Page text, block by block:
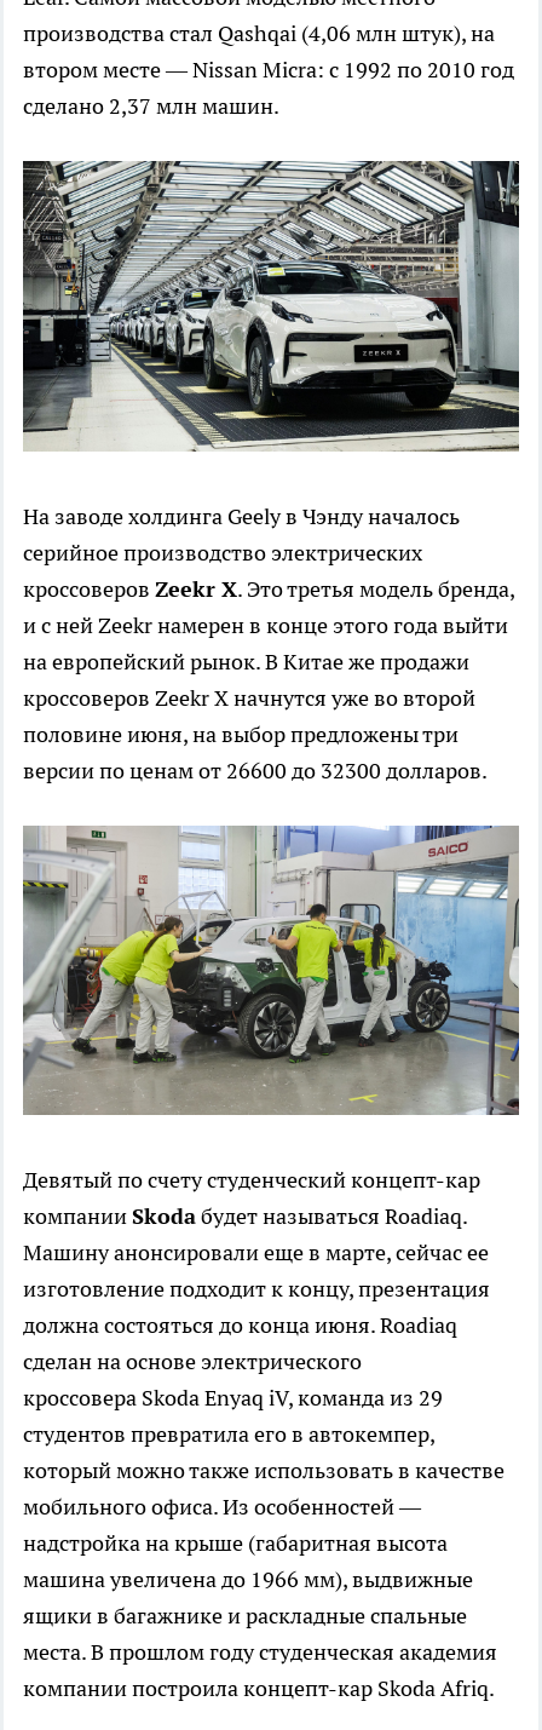
производства стал Qashqai (4,06 млн штук), на
втором месте — Nissan Micra: с 1992 по 2010 год
сделано 2,37 млн машин.
На заводе холдинга Geely в Чэнду началось
серийное производство электрических
кроссоверов Zeekr X. Это третья модель бренда,
и с ней Zeekr намерен в конце этого года выйти
на европейский рынок. В Китае же продажи
кроссоверов Zeekr X начнутся уже во второй
половине июня, на выбор предложены три
версии по ценам от 26600 до 32300 долларов.
Девятый по счету студенческий концепт-кар
компанииSkodaбудет называться Roadiaq.
Машину анонсировали еще в марте, сейчас ее
изготовление подходит к концу, презентация
должна состояться до конца июня. Roadiaq
сделан на основе электрического
кроссовера Skoda Enyaq iV, команда из 29
студентов превратила его в автокемпер,
который можно также использовать в качестве
мобильного офиса. Из особенностей —
надстройка на крыше (габаритная высота
машина увеличена до 1966 мм), выдвижные
ящики в багажнике и раскладные спальные
места. В прошлом году студенческая академия
компании построила концепт-кар Skoda Afriq.